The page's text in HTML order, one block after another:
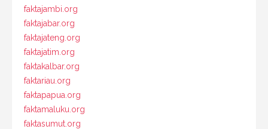
faktajambi.org
faktajabar.org
faktajateng.org
faktajatim.org
faktakalbar.org
faktariau.org
faktapapua.org
faktamaluku.org
faktasumut.org